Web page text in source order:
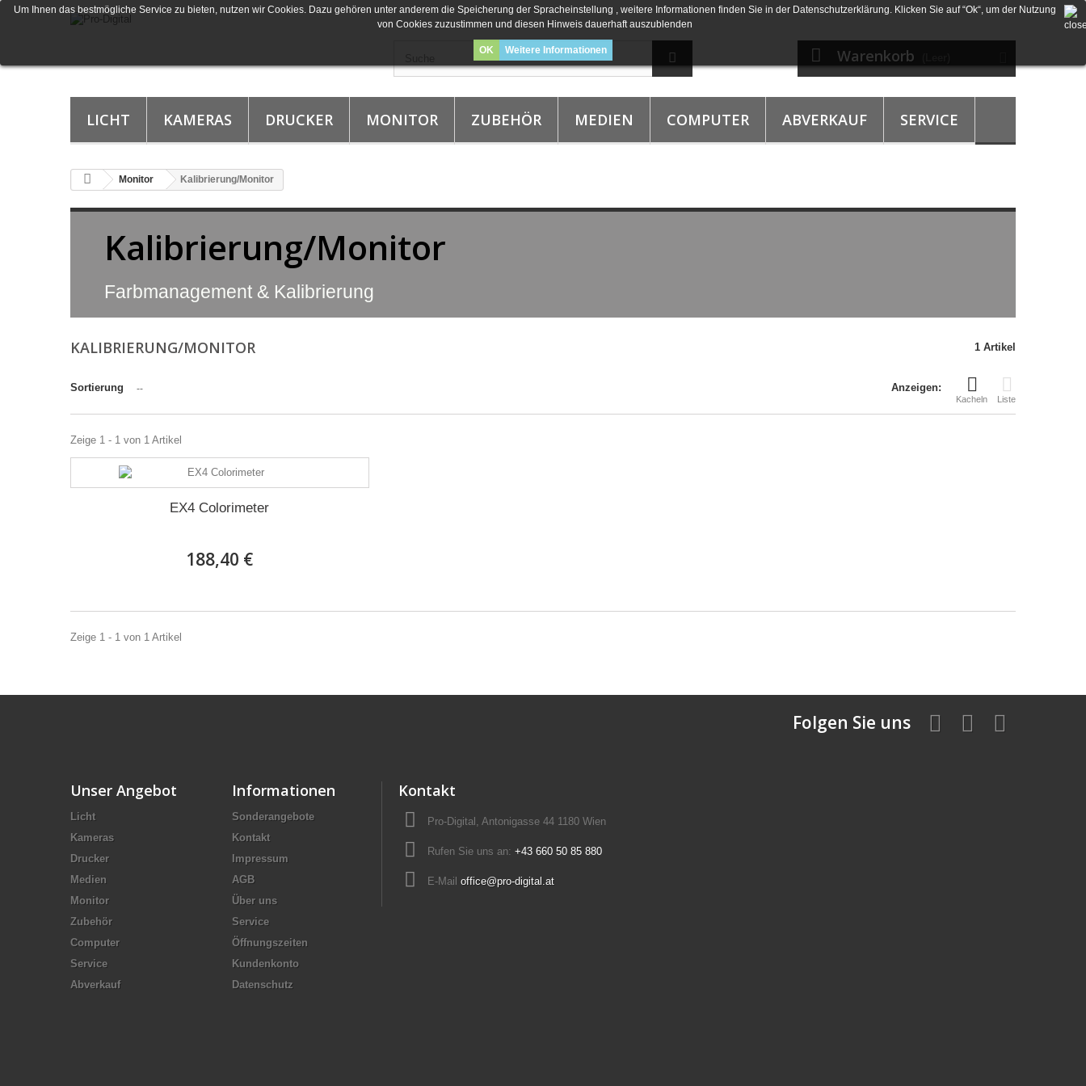
Warenkorb
LICHT KAMERAS DRUCKER MONITOR ZUBEHÖR MEDIEN COMPUTER ABVERKAUF SERVICE
Um Ihnen das bestmögliche Service zu bieten, nutzen wir Cookies. Dazu gehören unter anderem die Speicherung der Spracheinstellung , weitere Informationen finden Sie in der Datenschutzerklärung. Klicken Sie auf “Ok“, um der Nutzung
von Cookies zuzustimmen und diesen Hinweis dauerhaft auszublenden
OK Weitere Informationen
Monitor Kalibrierung/Monitor
Kalibrierung/Monitor
Farbmanagement & Kalibrierung
KALIBRIERUNG/MONITOR 1 Artikel
Anzeigen:
Kacheln Liste
Sortierung --
Zeige 1 - 1 von 1 Artikel
EX4 Colorimeter
188,40 €
Zeige 1 - 1 von 1 Artikel
Folgen Sie uns
Unser Angebot
Licht
Kameras
Drucker
Medien
Monitor
Zubehör
Computer
Service
Abverkauf
Informationen
Sonderangebote
Kontakt
Impressum
AGB
Über uns
Service
Öffnungszeiten
Kundenkonto
Datenschutz
Kontakt
Pro-Digital, Antonigasse 44 1180 Wien
Rufen Sie uns an: +43 660 50 85 880
E-Mail office@pro-digital.at